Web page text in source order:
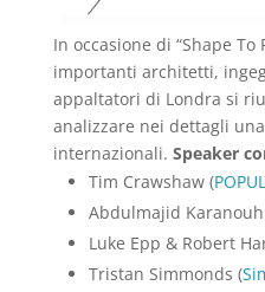
In occasione di “Shape To
importanti architetti,
appaltatori di Londra si
analizzare nei dettagli
internazionali. Speaker
Tim Crawshaw (
Abdulmajid
Luke Epp & Robert
Tristan Simmonds (